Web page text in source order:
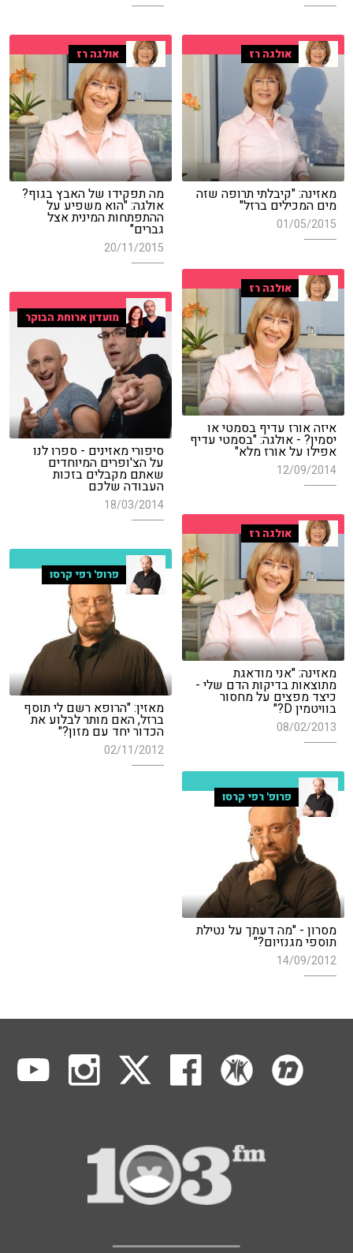
אולגה רז
מה תפקידו של האבץ בגוף?
אולגה: "הוא משפיע על
ההתפתחות המינית אצל
גברים"
20/11/2015
אולגה רז
מאזינה: "קיבלתי תרופה שזה
מים המכילים ברזל"
01/05/2015
אולגה רז
איזה אורז עדיף בסמטי או
יסמין? - אולגה: "בסמטי עדיף
אפילו על אורז מלא"
12/09/2014
מועדון ארוחת הבוקר
סיפורי מאזינים - ספרו לנו
על הצ'ופרים המיוחדים
שאתם מקבלים בזכות
העבודה שלכם
18/03/2014
אולגה רז
מאזינה: "אני מודאגת
מתוצאות בדיקות הדם שלי -
כיצד מפצים על מחסור
בוויטמין D?"
08/02/2013
פרופ' רפי קרסו
מאזין: "הרופא רשם לי תוסף
ברזל, האם מותר לבלוע את
הכדור יחד עם מזון?"
02/11/2012
פרופ' רפי קרסו
מסרון - "מה דעתך על נטילת
תוספי מגנזיום?"
14/09/2012